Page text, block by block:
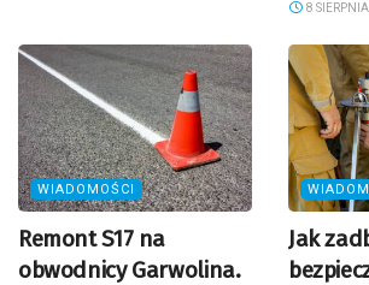
8
WIADOMOŚCI
Remont S17 na
obwodnicy Garwolina.
Jak